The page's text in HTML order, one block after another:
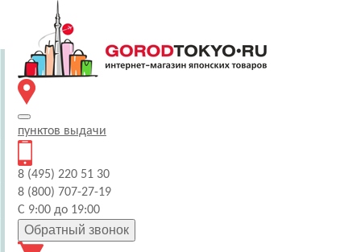
пунктов выдачи
8 (495) 220 51 30
8 (800) 707-27-19
С 9:00 до 19:00
Обратный звонок